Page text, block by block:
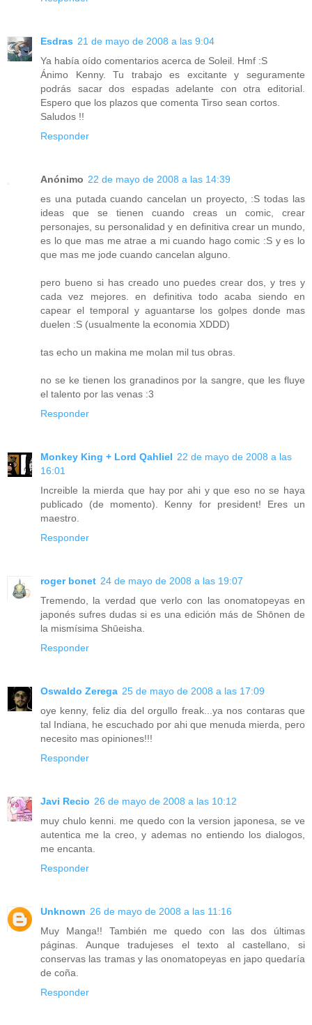
Esdras 21 de mayo de 2008 a las 9:04
Ya había oído comentarios acerca de Soleil. Hmf :S
Ánimo Kenny. Tu trabajo es excitante y seguramente
podrás sacar dos espadas adelante con otra editorial.
Espero que los plazos que comenta Tirso sean cortos.
Saludos !!
Responder
Anónimo 22 de mayo de 2008 a las 14:39
es una putada cuando cancelan un proyecto, :S todas las
ideas que se tienen cuando creas un comic, crear
personajes, su personalidad y en definitiva crear un mundo,
es lo que mas me atrae a mi cuando hago comic :S y es lo
que mas me jode cuando cancelan alguno.
pero bueno si has creado uno puedes crear dos, y tres y
cada vez mejores. en definitiva todo acaba siendo en
capear el temporal y aguantarse los golpes donde mas
duelen :S (usualmente la economia XDDD)
tas echo un makina me molan mil tus obras.
no se ke tienen los granadinos por la sangre, que les fluye
el talento por las venas :3
Responder
Monkey King + Lord Qahliel 22 de mayo de 2008 a las
16:01
Increible la mierda que hay por ahi y que eso no se haya
publicado (de momento). Kenny for president! Eres un
maestro.
Responder
roger bonet 24 de mayo de 2008 a las 19:07
Tremendo, la verdad que verlo con las onomatopeyas en
japonés sufres dudas si es una edición más de Shōnen de
la mismísima Shūeisha.
Responder
Oswaldo Zerega 25 de mayo de 2008 a las 17:09
oye kenny, feliz dia del orgullo freak...ya nos contaras que
tal Indiana, he escuchado por ahi que menuda mierda, pero
necesito mas opiniones!!!
Responder
Javi Recio 26 de mayo de 2008 a las 10:12
muy chulo kenni. me quedo con la version japonesa, se ve
autentica me la creo, y ademas no entiendo los dialogos,
me encanta.
Responder
Unknown 26 de mayo de 2008 a las 11:16
Muy Manga!! También me quedo con las dos últimas
páginas. Aunque tradujeses el texto al castellano, si
conservas las tramas y las onomatopeyas en japo quedaría
de coña.
Responder